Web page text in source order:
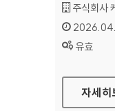
기관명 :
주식회사
인증기간 :
상태 :
유효
KT M
자세히